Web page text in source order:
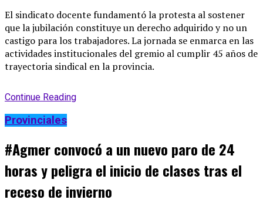
El sindicato docente fundamentó la protesta al sostener
que la jubilación constituye un derecho adquirido y no un
castigo para los trabajadores. La jornada se enmarca en las
actividades institucionales del gremio al cumplir 45 años de
trayectoria sindical en la provincia.
Continue Reading
Provinciales
#Agmer convocó a un nuevo paro de 24
horas y peligra el inicio de clases tras el
receso de invierno